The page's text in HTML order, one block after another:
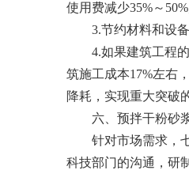
使用费减少35%～
3.节约材料和设备
4.如果建筑工程的
筑施工成本17%左右
降耗，实现重大突破
六、预拌干粉砂浆
针对市场需求，七
科技部门的沟通，研